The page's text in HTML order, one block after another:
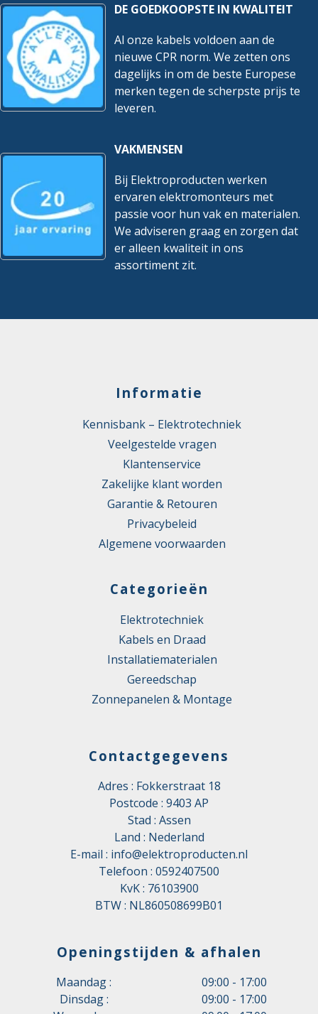
DE GOEDKOOPSTE IN KWALITEIT
Al onze kabels voldoen aan de
nieuwe CPR norm. We zetten ons
dagelijks in om de beste Europese
merken tegen de scherpste prijs te
leveren.
VAKMENSEN
Bij Elektroproducten werken
ervaren elektromonteurs met
passie voor hun vak en materialen.
We adviseren graag en zorgen dat
er alleen kwaliteit in ons
assortiment zit.
Informatie
Kennisbank – Elektrotechniek
Veelgestelde vragen
Klantenservice
Zakelijke klant worden
Garantie & Retouren
Privacybeleid
Algemene voorwaarden
Categorieën
Elektrotechniek
Kabels en Draad
Installatiematerialen
Gereedschap
Zonnepanelen & Montage
Contactgegevens
Adres : Fokkerstraat 18
Postcode : 9403 AP
Stad : Assen
Land : Nederland
E-mail : info@elektroproducten.nl
Telefoon : 0592407500
KvK : 76103900
BTW : NL860508699B01
Openingstijden & afhalen
Maandag :
09:00 - 17:00
Dinsdag :
09:00 - 17:00